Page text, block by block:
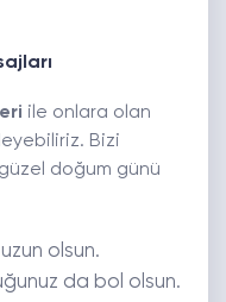
ile onlara olan
Bizi
doğum günü
olsun.
da bol olsun.